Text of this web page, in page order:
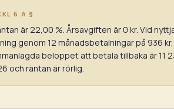
6 A §
är 22,00 %. Årsavgiften är 0 kr. Vid
genom 12 månadsbetalningar på 936
beloppet att betala tillbaka är 11
och räntan är rörlig.